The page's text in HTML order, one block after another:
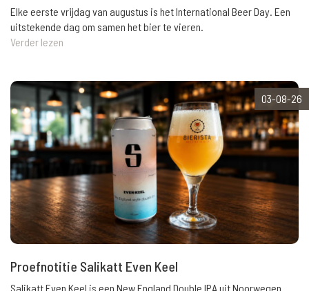
Elke eerste vrijdag van augustus is het International Beer Day. Een
uitstekende dag om samen het bier te vieren.
Verder lezen
03-08-26
Proefnotitie Salikatt Even Keel
Salikatt Even Keel is een New England Double IPA uit Noorwegen.